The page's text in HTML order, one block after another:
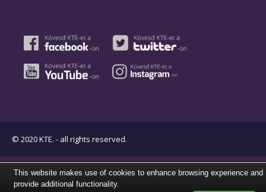
© 2020 KTE. - all rights reserved.
This website makes use of cookies to enhance browsing experience and
provide additional functionality.